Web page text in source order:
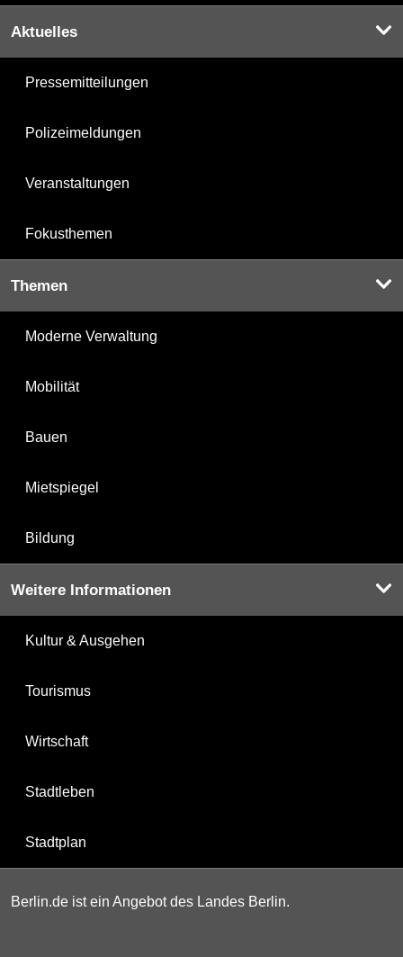
Aktuelles
Pressemitteilungen
Polizeimeldungen
Veranstaltungen
Fokusthemen
Themen
Moderne Verwaltung
Mobilität
Bauen
Mietspiegel
Bildung
Weitere Informationen
Kultur & Ausgehen
Tourismus
Wirtschaft
Stadtleben
Stadtplan
Berlin.de ist ein Angebot des Landes Berlin.